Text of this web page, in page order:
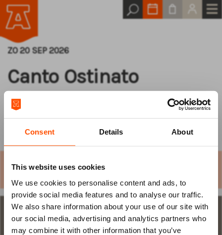
Consent Details About
This website uses cookies
We use cookies to personalise content and ads, to
provide social media features and to analyse our traffic.
We also share information about your use of our site with
our social media, advertising and analytics partners who
may combine it with other information that you’ve
ZO 20 SEP 2026
Canto Ostinato
Scholtes & Janssens
Let op: deze voorstelling wordt gespeeld in de
STAP 1 aantal plaatsen en keuze
Log van tevoren
in